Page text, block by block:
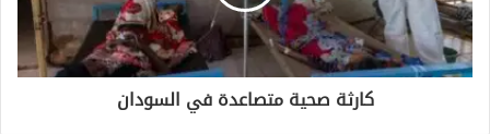
كارثة صحية متصاعدة في السودان